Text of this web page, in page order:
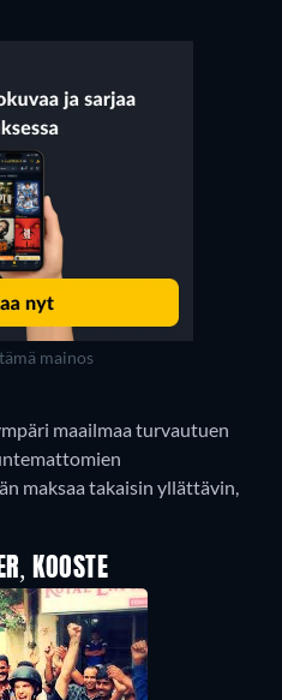
mainos
maailmaa turvautuen
maksaa takaisin yllättävin,
KOOSTE